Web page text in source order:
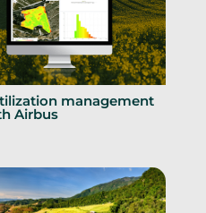
management
Airbus